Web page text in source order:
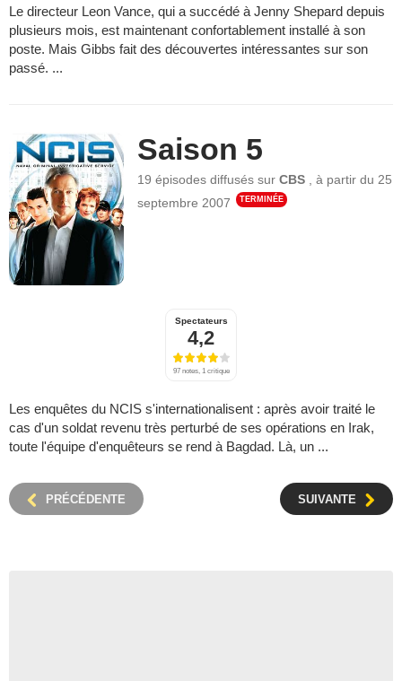
Le directeur Leon Vance, qui a succédé à Jenny Shepard depuis
plusieurs mois, est maintenant confortablement installé à son
poste. Mais Gibbs fait des découvertes intéressantes sur son
passé. ...
Saison 5
19 épisodes diffusés surCBS ,à partir du 25
septembre 2007
TERMINÉE
Spectateurs
4,2
97 notes, 1 critique
Les enquêtes du NCIS s'internationalisent : après avoir traité le
cas d'un soldat revenu très perturbé de ses opérations en Irak,
toute l'équipe d'enquêteurs se rend à Bagdad. Là, un ...
PRÉCÉDENTE SUIVANTE